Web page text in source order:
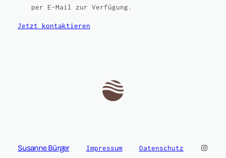
per E-Mail zur Verfügung.
Jetzt kontaktieren
Susanne Bürger Impressum Datenschutz